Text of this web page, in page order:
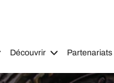
Découvrir Partenariats